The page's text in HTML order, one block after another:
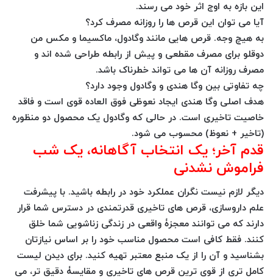
این بازه به اوج اثر خود می رسند.
آیا می توان این قرص ها را روزانه مصرف کرد؟
به هیچ وجه. قرص هایی مانند وگادول، ماکسیما و مکس من
دوقلو برای مصرف مقطعی و پیش از رابطه طراحی شده اند و
مصرف روزانه آن ها می تواند خطرناک باشد.
چه تفاوتی بین وگا هندی و وگادول وجود دارد؟
هدف اصلی وگا هندی ایجاد نعوظی فوق العاده قوی است و فاقد
خاصیت تاخیری است. در حالی که وگادول یک محصول دو منظوره
(تاخیر + نعوظ) محسوب می شود.
قدم آخر؛ یک انتخاب آگاهانه، یک شب
فراموش نشدنی
دیگر لازم نیست نگران عملکرد خود در رابطه باشید. با پیشرفت
علم داروسازی، قرص های تاخیری قدرتمندی در دسترس شما قرار
دارند که می توانند معجزۀ واقعی در زندگی زناشویی شما خلق
کنند. فقط کافی است محصول مناسب خود را بر اساس نیازتان
بشناسید و آن را از یک منبع معتبر تهیه کنید. برای دیدن لیست
کامل تری از قوی ترین قرص های تاخیری و مقایسۀ دقیق تر، می